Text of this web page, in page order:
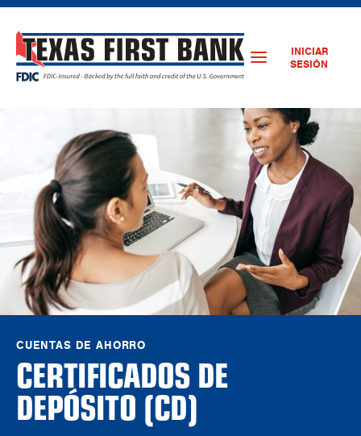
INICIAR
SESIÓN
CUENTAS DE AHORRO
CERTIFICADOS DE
DEPÓSITO (CD)